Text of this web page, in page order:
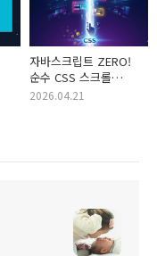
자바스크립트 ZERO!
순수 CSS 스크롤
애니메이션 완벽 가이드
2026.04.21